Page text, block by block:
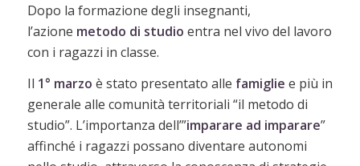
Dopo la formazione degli insegnanti,
l’azione metodo di studio entra nel vivo del lavoro
con i ragazzi in classe.
Il 1° marzo è stato presentato alle famiglie e più in
generale alle comunità territoriali “il metodo di
studio”. L’importanza dell’”imparare ad imparare”
affinché i ragazzi possano diventare autonomi